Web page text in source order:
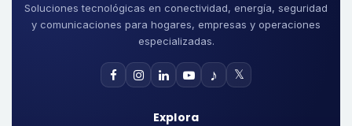
Soluciones tecnológicas en conectividad, energía, seguridad
y comunicaciones para hogares, empresas y operaciones
especializadas.
♪ 𝕏
Explora